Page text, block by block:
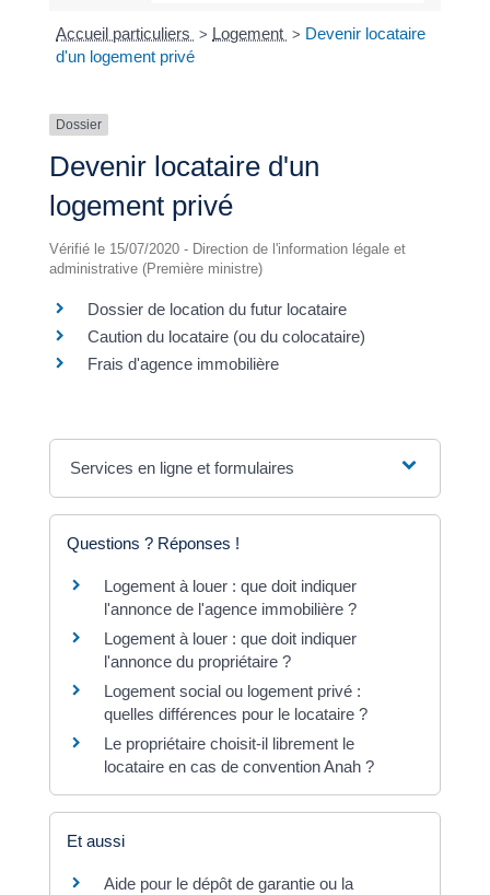
Accueil particuliers > Logement > Devenir locataire
d'un logement privé
Dossier
Devenir locataire d'un
logement privé
Vérifié le 15/07/2020 - Direction de l'information légale et
administrative (Première ministre)
Dossier de location du futur locataire
Caution du locataire (ou du colocataire)
Frais d'agence immobilière
Services en ligne et formulaires
Questions ? Réponses !
Logement à louer : que doit indiquer
l'annonce de l'agence immobilière ?
Logement à louer : que doit indiquer
l'annonce du propriétaire ?
Logement social ou logement privé :
quelles différences pour le locataire ?
Le propriétaire choisit-il librement le
locataire en cas de convention Anah ?
Et aussi
Aide pour le dépôt de garantie ou la